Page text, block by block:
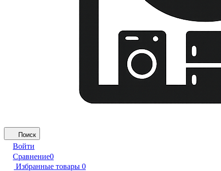
Поиск
Войти
Сравнение0
Избранные товары 0